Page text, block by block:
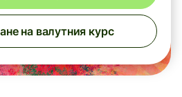
на валутния курс